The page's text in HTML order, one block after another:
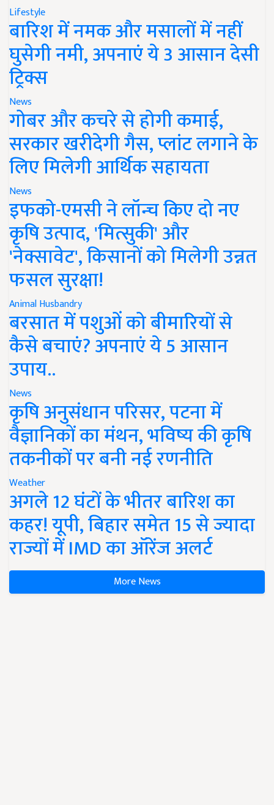
Lifestyle
बारिश में नमक और मसालों में नहीं
घुसेगी नमी, अपनाएं ये 3 आसान देसी
ट्रिक्स
News
गोबर और कचरे से होगी कमाई,
सरकार खरीदेगी गैस, प्लांट लगाने के
लिए मिलेगी आर्थिक सहायता
News
इफको-एमसी ने लॉन्च किए दो नए
कृषि उत्पाद, 'मित्सुकी' और
'नेक्सावेट', किसानों को मिलेगी उन्नत
फसल सुरक्षा!
Animal Husbandry
बरसात में पशुओं को बीमारियों से
कैसे बचाएं? अपनाएं ये 5 आसान
उपाय..
News
कृषि अनुसंधान परिसर, पटना में
वैज्ञानिकों का मंथन, भविष्य की कृषि
तकनीकों पर बनी नई रणनीति
Weather
अगले 12 घंटों के भीतर बारिश का
कहर! यूपी, बिहार समेत 15 से ज्यादा
राज्यों में IMD का ऑरेंज अलर्ट
More News